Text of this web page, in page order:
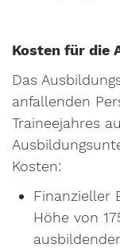
Kosten für die
Das
anfallenden
Traineejahres
Kosten:
Finanzieller
Höhe von